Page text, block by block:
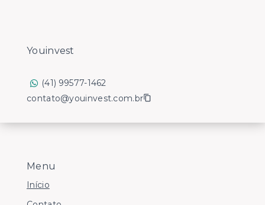
Menu
Início
Youinvest
(41) 99577-1462
contato@youinvest.com.br